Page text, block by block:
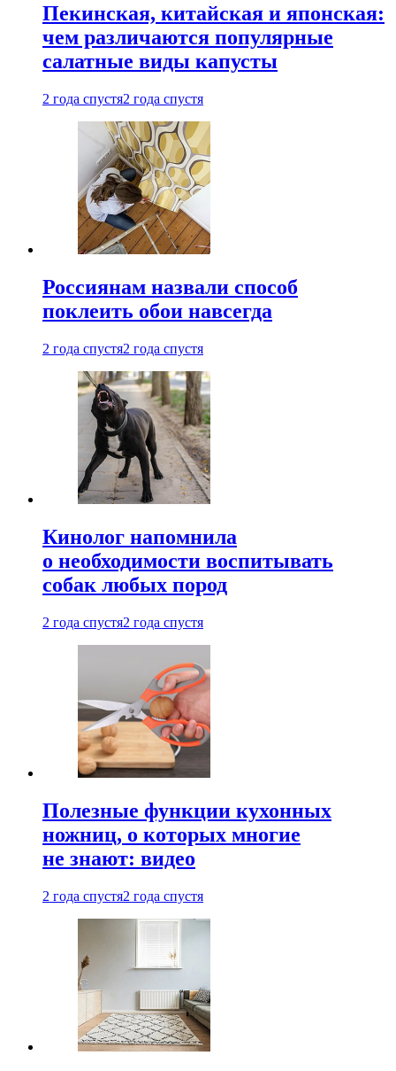
Пекинская, китайская и японская:
чем различаются популярные
салатные виды капусты
2 года спустя2 года спустя
Россиянам назвали способ
поклеить обои навсегда
2 года спустя2 года спустя
Кинолог напомнила
о необходимости воспитывать
собак любых пород
2 года спустя2 года спустя
Полезные функции кухонных
ножниц, о которых многие
не знают: видео
2 года спустя2 года спустя